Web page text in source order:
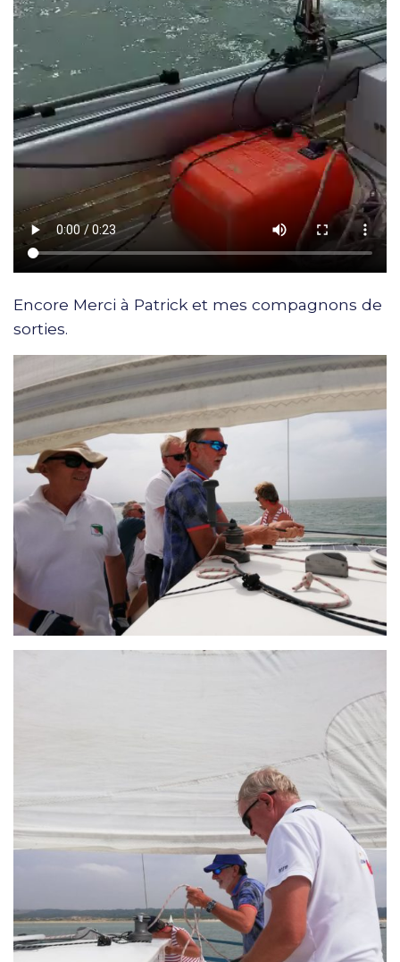
Encore Merci à Patrick et mes compagnons de
sorties.